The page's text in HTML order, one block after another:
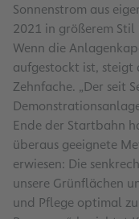
Sonnenstrom aus
2021 in größerem
Wenn die
aufgestockt ist, steigt
Zehnfache. „Der seit
Ende der Startbahn
überaus geeignete
erwiesen: Die
unsere Grünflächen
und Pflege optimal